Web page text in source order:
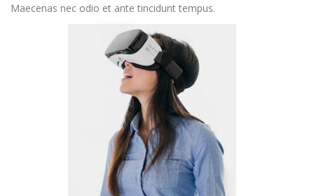
Maecenas nec odio et ante tincidunt tempus.